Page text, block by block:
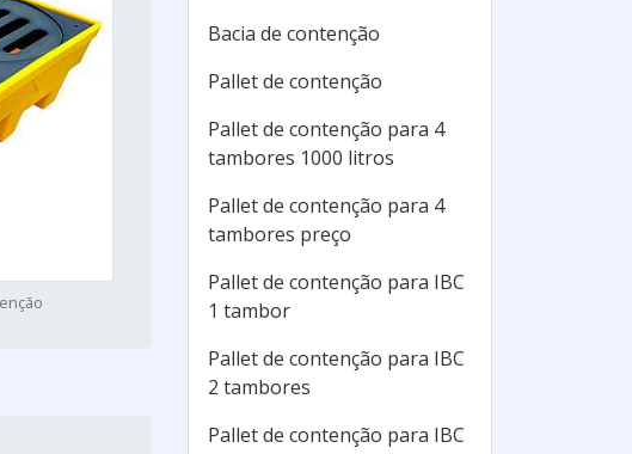
Bacia de contenção
Pallet de contenção
Pallet de contenção para 4
tambores 1000 litros
Pallet de contenção para 4
tambores preço
Pallet de contenção para IBC
1 tambor
Pallet de contenção para IBC
2 tambores
Pallet de contenção para IBC